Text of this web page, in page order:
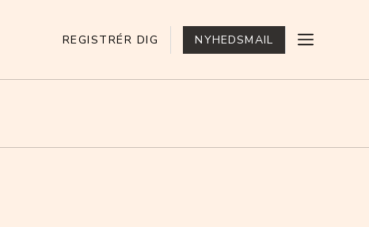
REGISTRÉR DIG NYHEDSMAIL